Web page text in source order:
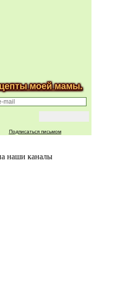
моей мамы.
Подписаться письмом
наши каналы